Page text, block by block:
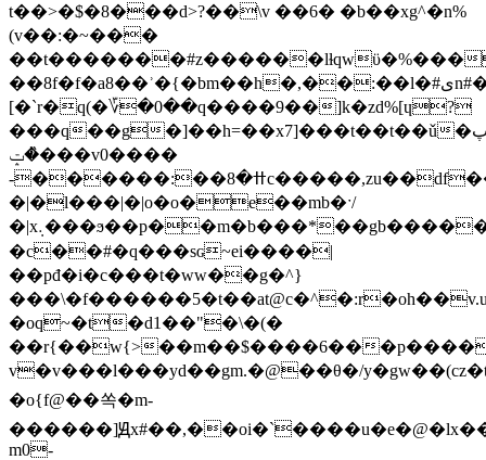
t��>�$�8���d>?��\v ��6� �b��xg^�n%
(v��:�~���
��t�������#z������lɫqwϋ�%���
��8f�f�a8��ʾ�{�bm��h�,��:��l�#یn#�_u}:ȥ�:���b��e���c�c�(��q����4gx`v�l,���s*��ykc0eyx"nt�-
[�`r�q(�؆�0��q����9��]k�zd%[ɥ?
���q��g�]��h=��x7]���t��t��ǔ�پ�
�ݓ�̏��v0����
-������:��ߚ�8c�����,zu��df��v������}3_���jy}b}
�|�l���|�|o�o�e��mb�ˑ/
�|x܉���ϧ��p��m�b���*��gb������;j�}
�c��#�q���sɢ~ei����|
��pđ�i�c���t�ww��g�^}
���\�f�����
�oq~�t�d1��"�\�(�
��r{��w{>��m��$����6��
v�v���l���yd��gm.�@��θ�/
�o{f@��쏙�m-
m0-